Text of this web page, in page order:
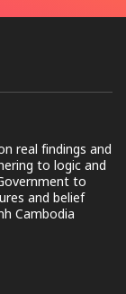
real findings and
to logic and
to
and belief
Cambodia